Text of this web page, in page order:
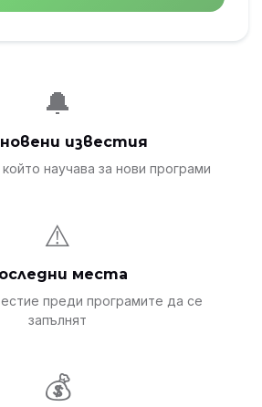
🔔
известия
научава за нови програми
⚠️
места
преди програмите да се
запълнят
💰